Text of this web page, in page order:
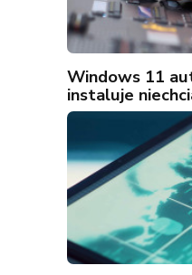
Windows 11
instaluje